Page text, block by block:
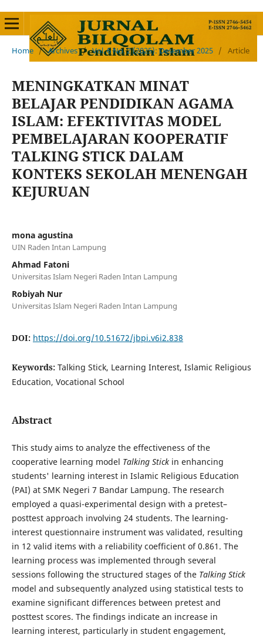
Home / Archives / Vol. 6 No. 2 (2025): Desember 2025 / Article
MENINGKATKAN MINAT
BELAJAR PENDIDIKAN AGAMA
ISLAM: EFEKTIVITAS MODEL
PEMBELAJARAN KOOPERATIF
TALKING STICK DALAM
KONTEKS SEKOLAH MENENGAH
KEJURUAN
mona agustina
UIN Raden Intan Lampung
Ahmad Fatoni
Universitas Islam Negeri Raden Intan Lampung
Robiyah Nur
Universitas Islam Negeri Raden Intan Lampung
DOI: https://doi.org/10.51672/jbpi.v6i2.838
Keywords: Talking Stick, Learning Interest, Islamic Religious
Education, Vocational School
Abstract
This study aims to analyze the effectiveness of the
cooperative learning model Talking Stickin enhancing
students' learning interest in Islamic Religious Education
(PAI) at SMK Negeri 7 Bandar Lampung. The research
employed a quasi-experimental design with a pretest–
posttest approach involving 24 students. The learning-
interest questionnaire instrument was validated, resulting
in 12 valid items with a reliability coefficient of 0.861. The
learning process was implemented through several
sessions following the structured stages of the Talking Stick
model and subsequently analyzed using statistical tests to
examine significant differences between pretest and
posttest scores. The findings indicate an increase in
learning interest, particularly in student engagement,